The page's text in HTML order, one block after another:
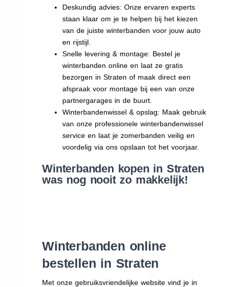
Deskundig advies: Onze ervaren experts
staan klaar om je te helpen bij het kiezen
van de juiste winterbanden voor jouw auto
en rijstijl.
Snelle levering & montage: Bestel je
winterbanden online en laat ze gratis
bezorgen in Straten of maak direct een
afspraak voor montage bij een van onze
partnergarages in de buurt.
Winterbandenwissel & opslag: Maak gebruik
van onze professionele winterbandenwissel
service en laat je zomerbanden veilig en
voordelig via ons opslaan tot het voorjaar.
Winterbanden kopen in Straten
was nog nooit zo makkelijk!
Winterbanden online
bestellen in Straten
Met onze gebruiksvriendelijke website vind je in